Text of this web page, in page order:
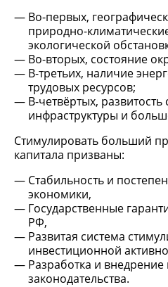
Во-первых,
природно-
экологической
Во-вторых, состояние
В-третьих, наличие
трудовых ресурсов;
В-четвёртых,
инфраструктуры и
Стимулировать больший
капитала призваны:
Стабильность и
экономики,
Государственные
РФ,
Развитая система
инвестиционной
Разработка и
законодательства.